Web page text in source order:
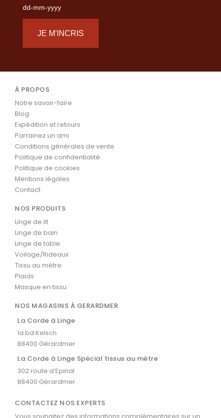
dd-mm-yyyy
JE M'INCRIS
À PROPOS
Notre savoir-faire
Blog
Expédition et retours
Parrainez un ami
Conditions générales de vente
Politique de confidentialité
Politique de cookies
Mentions légales
Contact
NOS PRODUITS
Linge de lit
Linge de bain
Linge de table
Voilage/Rideaux
Tissu au mètre
Plaids
Masque en tissu
NOS MAGASINS À GERARDMER
La Corde à Linge
1a bd Kelsch
88400 Gérardmer
La Corde à Linge Spécial tissus au mètre
302 route d’Epinal
88400 Gérardmer
CONTACTEZ NOS EXPERTS